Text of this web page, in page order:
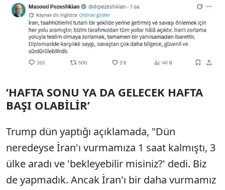
‘HAFTA SONU YA DA GELECEK HAFTA
BAŞI OLABİLİR’
Trump dün yaptığı açıklamada, "Dün
neredeyse İran'ı vurmamıza 1 saat kalmıştı, 3
ülke aradı ve 'bekleyebilir misiniz?' dedi. Biz
de yapmadık. Ancak İran'ı bir daha vurmamız